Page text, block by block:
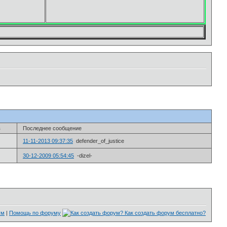
Последнее сообщение
11-11-2013 09:37:35 defender_of_justice
30-12-2009 05:54:45 -dizel-
Помощь по форуму